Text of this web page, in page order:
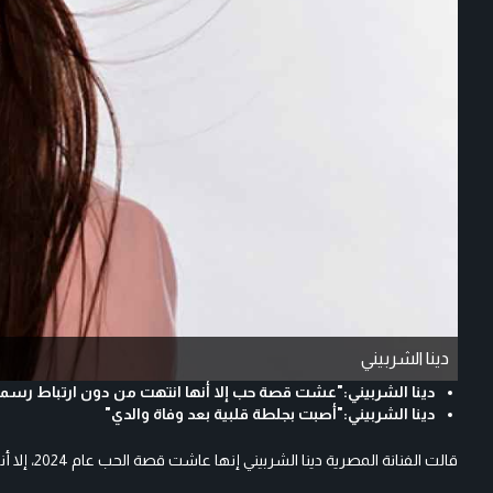
دينا الشربيني
دينا الشربيني:"عشت قصة حب إلا أنها انتهت من دون ارتباط
دينا الشربيني:"أصبت بجلطة قلبية بعد وفاة والدي"
قالت الفنانة المصرية دينا الشربيني إنها عاشت قصة الحب عام 2024، إلا أنها انتهت من دون ارتباط رسمي، مشيرة وأن ما يجمعها بذلك الشخص علاقة صداقة قوية.